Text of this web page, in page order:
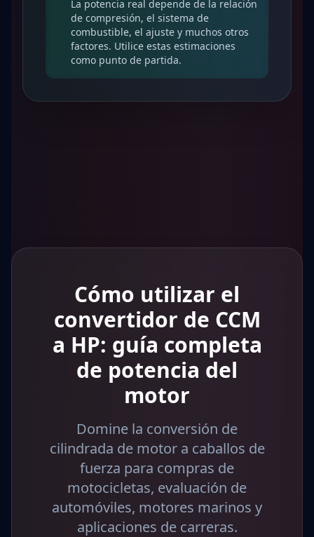
La potencia real depende de la relación
de compresión, el sistema de
combustible, el ajuste y muchos otros
factores. Utilice estas estimaciones
como punto de partida.
Cómo utilizar el
convertidor de CCM
a HP: guía completa
de potencia del
motor
Domine la conversión de
cilindrada de motor a caballos de
fuerza para compras de
motocicletas, evaluación de
automóviles, motores marinos y
aplicaciones de carreras.